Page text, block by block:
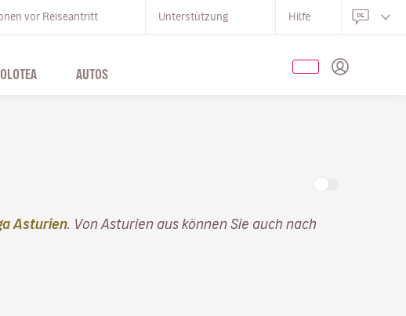
vor Reiseantritt Unterstützung Hilfe
AUTOS
Asturien . Von Asturien aus können Sie auch nach